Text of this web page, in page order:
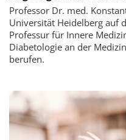
Professor Dr. med.
Universität Heidelberg auf
Professur für Innere
Diabetologie an der
berufen.